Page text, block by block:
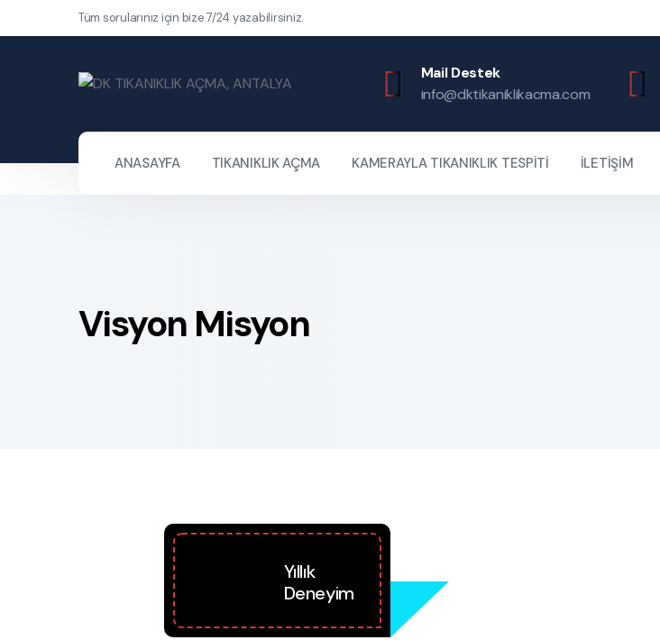
Tüm sorularınız için bize 7/24 yazabilirsiniz.
Mail Destek
info@dktikaniklikacma.com
ANASAYFA TIKANIKLIK AÇMA KAMERAYLA TIKANIKLIK TESPİTİ İLETİŞİM
Visyon Misyon
Yıllık
Deneyim